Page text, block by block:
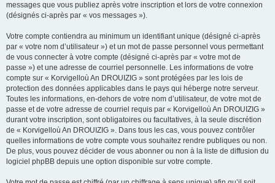
messages que vous publiez après votre inscription et lors de votre connexion
(désignés ci-après par « vos messages »).
Votre compte contiendra au minimum un identifiant unique (désigné ci-après
par « votre nom d’utilisateur ») et un mot de passe personnel vous permettant
de vous connecter à votre compte (désigné ci-après par « votre mot de
passe ») et une adresse de courriel personnelle. Les informations de votre
compte sur « Korvigelloù An DROUIZIG » sont protégées par les lois de
protection des données applicables dans le pays qui héberge notre serveur.
Toutes les informations, en-dehors de votre nom d’utilisateur, de votre mot de
passe et de votre adresse de courriel requis par « Korvigelloù An DROUIZIG »
durant votre inscription, sont obligatoires ou facultatives, à la seule discrétion
de « Korvigelloù An DROUIZIG ». Dans tous les cas, vous pouvez contrôler
quelles informations de votre compte vous souhaitez rendre publiques ou non.
De plus, vous pouvez décider de vous abonner ou non à la liste de diffusion du
logiciel phpBB depuis une option disponible sur votre compte.